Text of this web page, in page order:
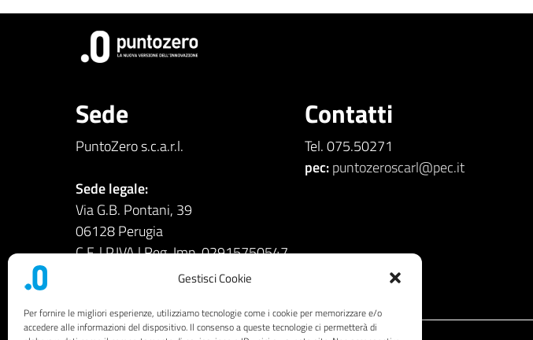
Gestisci Cookie
Per fornire le migliori esperienze, utilizziamo tecnologie come i cookie per memorizzare e/o
accedere alle informazioni del dispositivo. Il consenso a queste tecnologie ci permetterà di
Sede
PuntoZero s.c.a.r.l.
Sede legale:
Via G.B. Pontani, 39
06128 Perugia
C.F. | P.IVA | Reg. Imp. 02915750547
REA C.C.I.A.A. 250357
Contatti
Tel. 075.50271
pec:puntozeroscarl@pec.it